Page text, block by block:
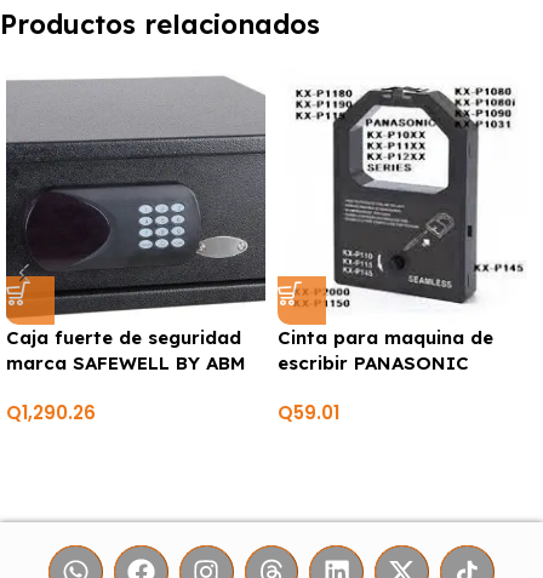
Productos relacionados
Caja fuerte de seguridad
marca SAFEWELL BY ABM
Q1,290.26
Cinta para maquina de
escribir PANASONIC
Q59.01